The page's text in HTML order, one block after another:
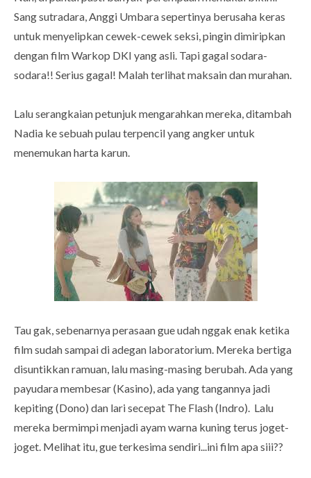
Sang sutradara, Anggi Umbara sepertinya berusaha keras
untuk menyelipkan cewek-cewek seksi, pingin dimiripkan
dengan film Warkop DKI yang asli. Tapi gagal sodara-
sodara!! Serius gagal! Malah terlihat maksain dan murahan.
Lalu serangkaian petunjuk mengarahkan mereka, ditambah
Nadia ke sebuah pulau terpencil yang angker untuk
menemukan harta karun.
Tau gak, sebenarnya perasaan gue udah nggak enak ketika
film sudah sampai di adegan laboratorium. Mereka bertiga
disuntikkan ramuan, lalu masing-masing berubah. Ada yang
payudara membesar (Kasino), ada yang tangannya jadi
kepiting (Dono) dan lari secepat The Flash (Indro). Lalu
mereka bermimpi menjadi ayam warna kuning terus joget-
joget. Melihat itu, gue terkesima sendiri...ini film apa siii??